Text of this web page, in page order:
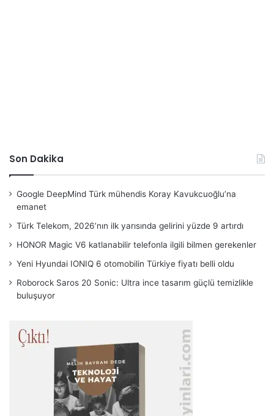
Son Dakika
Google DeepMind Türk mühendis Koray Kavukcuoğlu’na
emanet
Türk Telekom, 2026’nın ilk yarısında gelirini yüzde 9 artırdı
HONOR Magic V6 katlanabilir telefonla ilgili bilmen gerekenler
Yeni Hyundai IONIQ 6 otomobilin Türkiye fiyatı belli oldu
Roborock Saros 20 Sonic: Ultra ince tasarım güçlü temizlikle
buluşuyor